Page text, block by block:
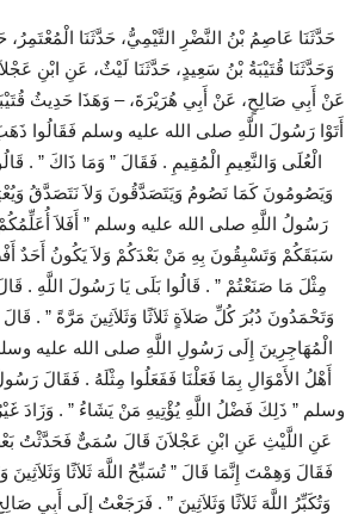
حَدَّثَنَا عَاصِمُ بْنُ النَّضْرِ التَّيْمِيُّ، حَدَّثَنَا الْمُعْتَمِرُ،
وَحَدَّثَنَا قُتَيْبَةُ بْنُ سَعِيدٍ، حَدَّثَنَا لَيْثٌ، عَنِ ابْنِ
عَنْ أَبِي صَالِحٍ، عَنْ أَبِي هُرَيْرَةَ، – وَهَذَا حَدِيثُ
أَتَوْا رَسُولَ اللَّهِ صلى الله عليه وسلم فَقَالُوا
الْعُلَى وَالنَّعِيمِ الْمُقِيمِ ‏.‏ فَقَالَ ‏”‏ وَمَا ذَاكَ ‏”‏ ‏.‏
وَيَصُومُونَ كَمَا نَصُومُ وَيَتَصَدَّقُونَ وَلاَ نَتَصَدَّقُ
رَسُولُ اللَّهِ صلى الله عليه وسلم ‏”‏ أَفَلاَ
سَبَقَكُمْ وَتَسْبِقُونَ بِهِ مَنْ بَعْدَكُمْ وَلاَ يَكُونُ أَحَدٌ
مِثْلَ مَا صَنَعْتُمْ ‏”‏ ‏.‏ قَالُوا بَلَى يَا رَسُولَ اللَّهِ ‏.‏
وَتَحْمَدُونَ دُبُرَ كُلِّ صَلاَةٍ ثَلاَثًا وَثَلاَثِينَ مَرَّةً ‏”‏ ‏.‏
الْمُهَاجِرِينَ إِلَى رَسُولِ اللَّهِ صلى الله عليه
أَهْلُ الأَمْوَالِ بِمَا فَعَلْنَا فَفَعَلُوا مِثْلَهُ ‏.‏ فَقَالَ
وسلم ‏”‏ ذَلِكَ فَضْلُ اللَّهِ يُؤْتِيهِ مَنْ يَشَاءُ ‏”‏ ‏.‏ وَزَادَ
عَنِ اللَّيْثِ عَنِ ابْنِ عَجْلاَنَ قَالَ سُمَىٌّ فَحَدَّثْتُ
فَقَالَ وَهِمْتَ إِنَّمَا قَالَ ‏”‏ تُسَبِّحُ اللَّهَ ثَلاَثًا وَثَلاَثِينَ
وَتُكَبِّرُ اللَّهَ ثَلاَثًا وَثَلاَثِينَ ‏”‏ ‏.‏ فَرَجَعْتُ إِلَى أَبِي